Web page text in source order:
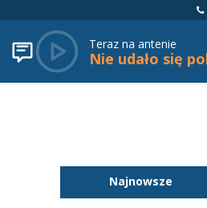
Teraz na antenie
Najnowsze